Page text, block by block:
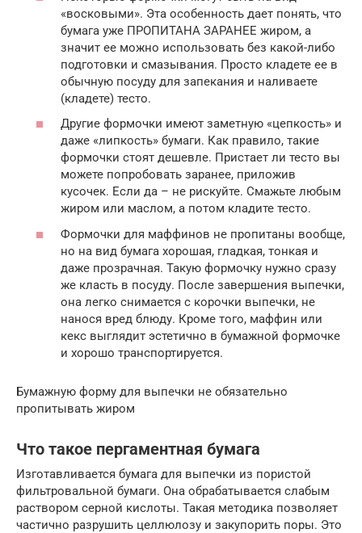
«восковыми». Эта особенность дает понять, что
бумага уже ПРОПИТАНА ЗАРАНЕЕ жиром, а
значит ее можно использовать без какой-либо
подготовки и смазывания. Просто кладете ее в
обычную посуду для запекания и наливаете
(кладете) тесто.
Другие формочки имеют заметную «цепкость» и
даже «липкость» бумаги. Как правило, такие
формочки стоят дешевле. Пристает ли тесто вы
можете попробовать заранее, приложив
кусочек. Если да – не рискуйте. Смажьте любым
жиром или маслом, а потом кладите тесто.
Формочки для маффинов не пропитаны вообще,
но на вид бумага хорошая, гладкая, тонкая и
даже прозрачная. Такую формочку нужно сразу
же класть в посуду. После завершения выпечки,
она легко снимается с корочки выпечки, не
нанося вред блюду. Кроме того, маффин или
кекс выглядит эстетично в бумажной формочке
и хорошо транспортируется.
Бумажную форму для выпечки не обязательно
пропитывать жиром
Что такое пергаментная бумага
Изготавливается бумага для выпечки из пористой
фильтровальной бумаги. Она обрабатывается слабым
раствором серной кислоты. Такая методика позволяет
частично разрушить целлюлозу и закупорить поры. Это